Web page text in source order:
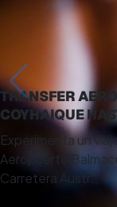
TRANSFER
COYHAIQUE
Experimenta un
Aeropuerto
Carretera Austr…